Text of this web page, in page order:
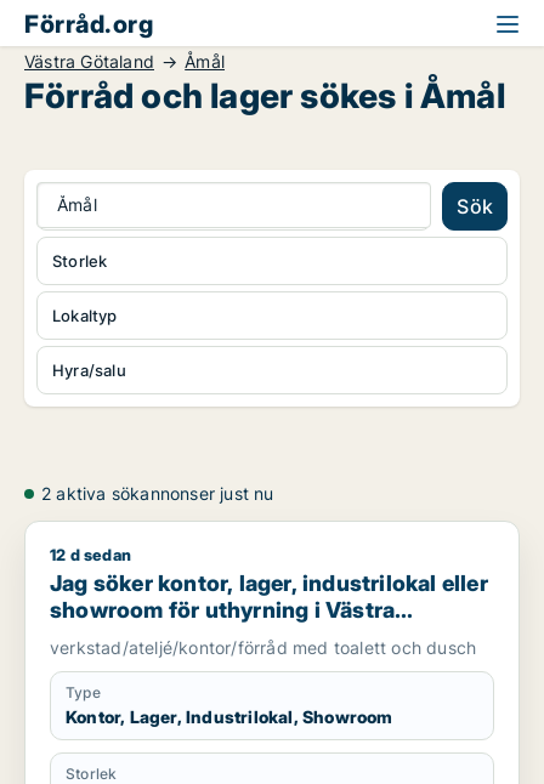
Förråd.org
Västra Götaland Åmål
Förråd och lager sökes i Åmål
Åmål Sök
Lokaltyp
Hyra/salu
Storlek
2 aktiva sökannonser just nu
Jag söker kontor, lager, industrilokal eller showroom för
12 d sedan
Jag söker kontor, lager, industrilokal eller
showroom för uthyrning i Västra
Götaland
verkstad/ateljé/kontor/förråd med toalett och dusch
Type
Kontor, Lager, Industrilokal, Showroom
Storlek